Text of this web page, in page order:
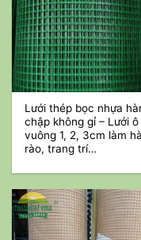
Lưới thép bọc nhựa
chập không gỉ – Lưới ô
vuông 1, 2, 3cm làm
rào, trang trí…